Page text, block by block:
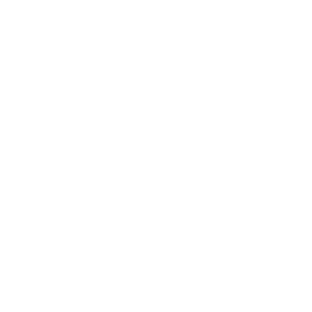
O gicnet é o principal